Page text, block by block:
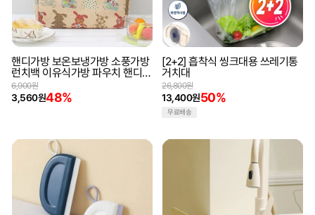
핸디가방 보온보냉가방 소풍가방
런치백 이유식가방 파우치 핸디보
3,560원48%
6,900원
[2+2] 흡착식 씽크대용 쓰레기통
거치대
13,400원50%
26,800원
무료배송